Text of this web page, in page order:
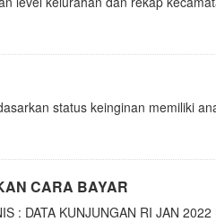
status keinginan memiliki
CARA BAYAR
: DATA KUNJUNGAN RI JAN 2022